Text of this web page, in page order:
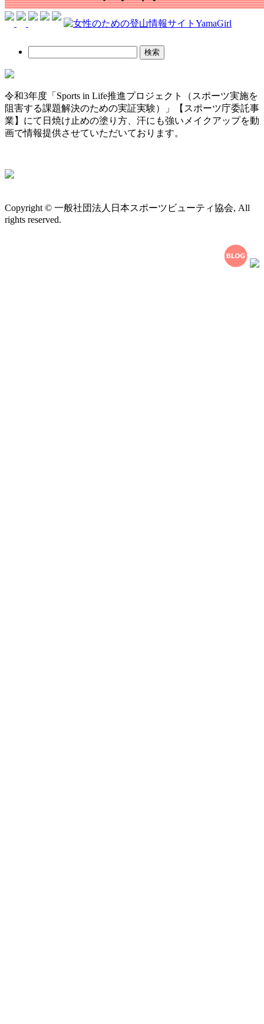
令和3年度「Sports in Life推進プロジェクト（スポーツ実施を
阻害する課題解決のための実証実験）」【スポーツ庁委託事
業】にて日焼け止めの塗り方、汗にも強いメイクアップを動
画で情報提供させていただいております。
Copyright © 一般社団法人日本スポーツビューティ協会, All
rights reserved.